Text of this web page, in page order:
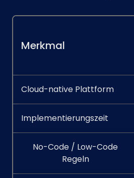
Merkmal
Cloud-native Plattform
Implementierungszeit
No-Code / Low-Code
Regeln